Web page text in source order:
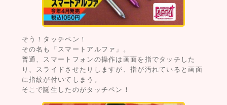
そう！タッチペン！
その名も「スマートアルファ」。
普通、スマートフォンの操作は画面を指でタッチした
り、スライドさせたりしますが、指が汚れていると画面
に指紋が付いてしまう。
そこで誕生したのがタッチペン！